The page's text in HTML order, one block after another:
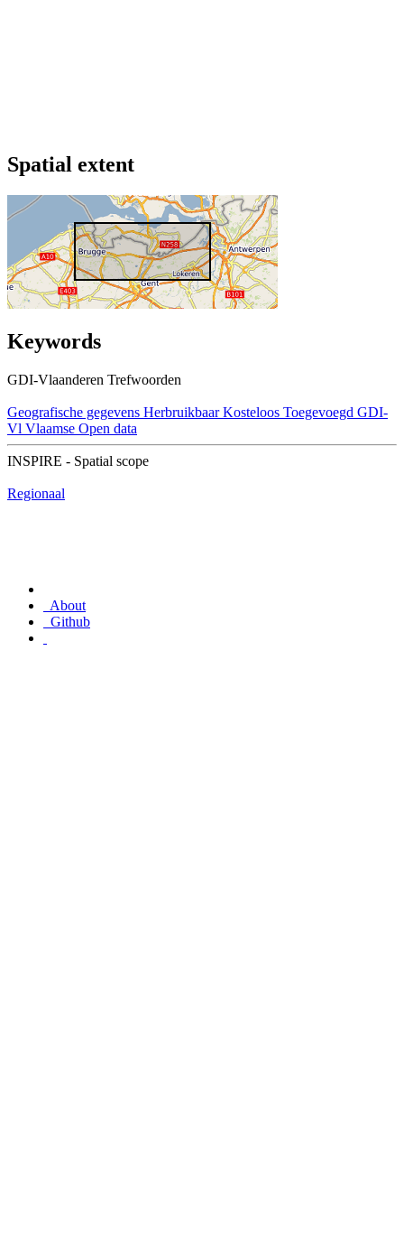
Spatial extent
Keywords
GDI-Vlaanderen Trefwoorden
Geografische gegevens Herbruikbaar Kosteloos Toegevoegd GDI-
Vl Vlaamse Open data
INSPIRE - Spatial scope
Regionaal
About
Github